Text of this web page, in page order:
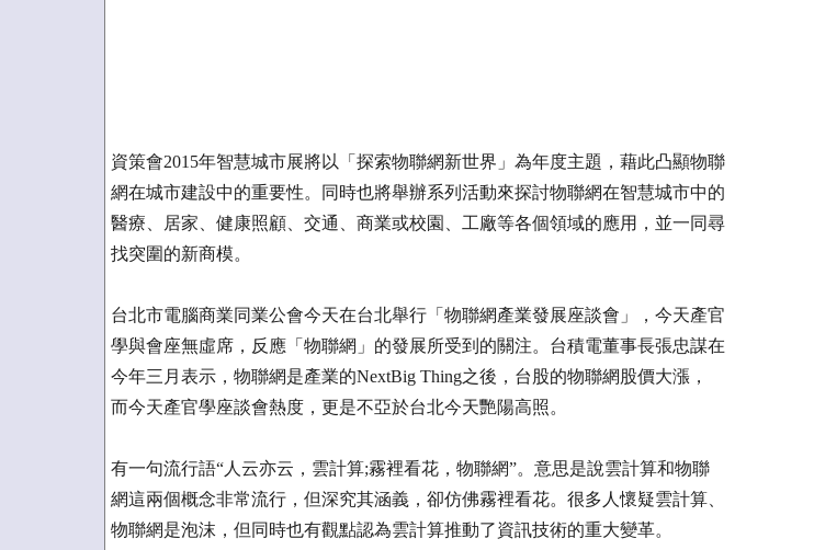
資策會2015年智慧城市展將以「探索物聯網新世界」為年度主題，藉此凸顯物聯
網在城市建設中的重要性。同時也將舉辦系列活動來探討物聯網在智慧城市中的
醫療、居家、健康照顧、交通、商業或校園、工廠等各個領域的應用，並一同尋
找突圍的新商模。
台北市電腦商業同業公會今天在台北舉行「物聯網產業發展座談會」，今天產官
學與會座無虛席，反應「物聯網」的發展所受到的關注。台積電董事長張忠謀在
今年三月表示，物聯網是產業的NextBig Thing之後，台股的物聯網股價大漲，
而今天產官學座談會熱度，更是不亞於台北今天艷陽高照。
有一句流行語“人云亦云，雲計算;霧裡看花，物聯網”。意思是說雲計算和物聯
網這兩個概念非常流行，但深究其涵義，卻仿佛霧裡看花。很多人懷疑雲計算、
物聯網是泡沫，但同時也有觀點認為雲計算推動了資訊技術的重大變革。